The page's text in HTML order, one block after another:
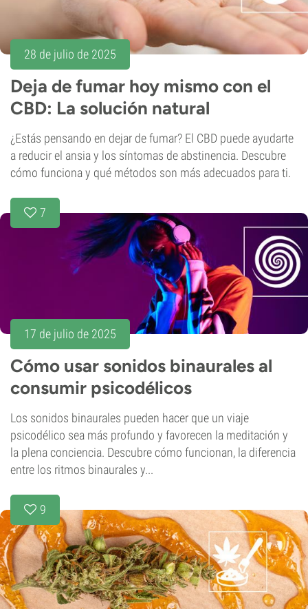
28 de julio de 2025
Deja de fumar hoy mismo con el
CBD: La solución natural
¿Estás pensando en dejar de fumar? El CBD puede ayudarte
a reducir el ansia y los síntomas de abstinencia. Descubre
cómo funciona y qué métodos son más adecuados para ti.
7
17 de julio de 2025
Cómo usar sonidos binaurales al
consumir psicodélicos
Los sonidos binaurales pueden hacer que un viaje
psicodélico sea más profundo y favorecen la meditación y
la plena conciencia. Descubre cómo funcionan, la diferencia
entre los ritmos binaurales y...
9